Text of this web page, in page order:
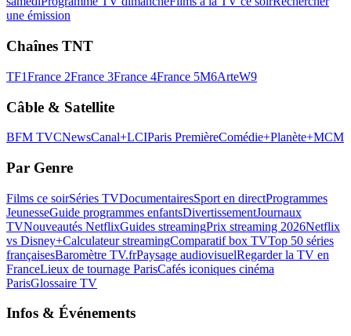
une émission
Chaînes TNT
TF1France 2France 3France 4France 5M6ArteW9
Câble & Satellite
BFM TVCNewsCanal+LCIParis PremièreComédie+Planète+MCM
Par Genre
Films ce soirSéries TVDocumentairesSport en directProgrammes
JeunesseGuide programmes enfantsDivertissementJournaux
TVNouveautés NetflixGuides streamingPrix streaming 2026Netflix
vs Disney+Calculateur streamingComparatif box TVTop 50 séries
françaisesBaromètre TV.frPaysage audiovisuelRegarder la TV en
FranceLieux de tournage ParisCafés iconiques cinéma
ParisGlossaire TV
Infos & Événements